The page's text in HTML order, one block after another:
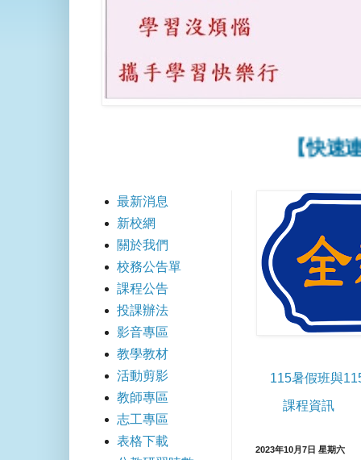
【快速連結
115暑假班與
課程資訊
2023年10月7日 星期六
最新消息
新校網
關於我們
校務公告單
課程公告
投課辦法
影音專區
教學教材
活動剪影
教師專區
志工專區
表格下載